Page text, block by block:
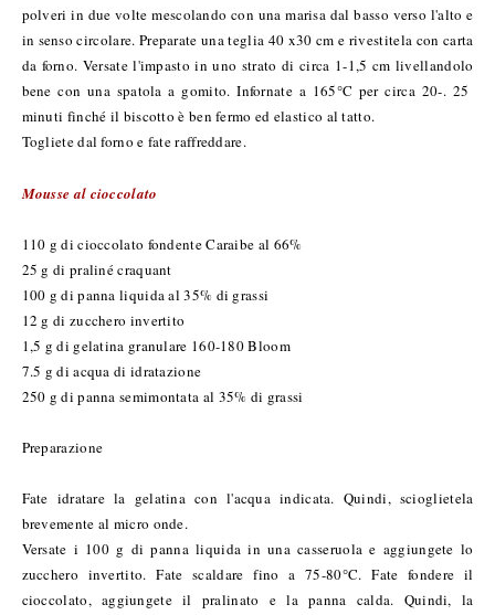
polveri in due volte mescolando con una marisa dal basso verso l'alto e
in senso circolare. Preparate una teglia 40 x30 cm e rivestitela con carta
da forno. Versate l'impasto in uno strato di circa 1-1,5 cm livellandolo
bene con una spatola a gomito. Infornate a 165°C per circa 20-. 25
minuti finché il biscotto è ben fermo ed elastico al tatto.
Togliete dal forno e fate raffreddare.
Mousse al cioccolato
110 g di cioccolato fondente Caraibe al 66%
25 g di praliné craquant
100 g di panna liquida al 35% di grassi
12 g di zucchero invertito
1,5 g di gelatina granulare 160-180 Bloom
7.5 g di acqua di idratazione
250 g di panna semimontata al 35% di grassi
Preparazione
Fate idratare la gelatina con l'acqua indicata. Quindi, scioglietela
brevemente al micro onde.
Versate i 100 g di panna liquida in una casseruola e aggiungete lo
zucchero invertito. Fate scaldare fino a 75-80°C. Fate fondere il
cioccolato, aggiungete il pralinato e la panna calda. Quindi, la